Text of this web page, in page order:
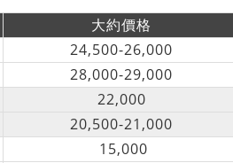
大約價格
24,500-26,000
28,000-29,000
22,000
20,500-21,000
15,000